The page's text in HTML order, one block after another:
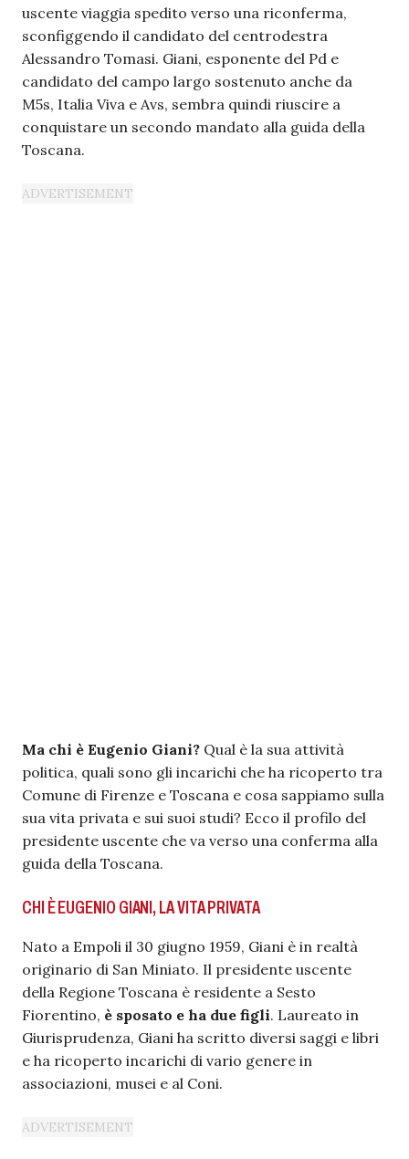
uscente viaggia spedito verso una riconferma,
sconfiggendo il candidato del centrodestra
Alessandro Tomasi. Giani, esponente del Pd e
candidato del campo largo sostenuto anche da
M5s, Italia Viva e Avs, sembra quindi riuscire a
conquistare un secondo mandato alla guida della
Toscana.
Ma chi è Eugenio Giani? Qual è la sua attività
politica, quali sono gli incarichi che ha ricoperto tra
Comune di Firenze e Toscana e cosa sappiamo sulla
sua vita privata e sui suoi studi? Ecco il profilo del
presidente uscente che va verso una conferma alla
guida della Toscana.
CHI È EUGENIO GIANI, LA VITA PRIVATA
Nato a Empoli il 30 giugno 1959, Giani è in realtà
originario di San Miniato. Il presidente uscente
della Regione Toscana è residente a Sesto
Fiorentino, è sposato e ha due figli. Laureato in
Giurisprudenza, Giani ha scritto diversi saggi e libri
e ha ricoperto incarichi di vario genere in
associazioni, musei e al Coni.